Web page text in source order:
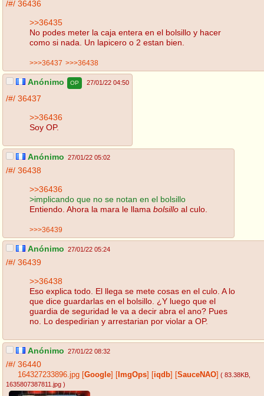
/#/ 36436
>>36435
No podes meter la caja entera en el bolsillo y hacer
como si nada. Un lapicero o 2 estan bien.
>>>36437 >>>36438
Anónimo OP 27/01/22 04:50
/#/ 36437
>>36436
Soy OP.
Anónimo 27/01/22 05:02
/#/ 36438
>>36436
>implicando que no se notan en el bolsillo
Entiendo. Ahora la mara le llama bolsillo al culo.
>>>36439
Anónimo 27/01/22 05:24
/#/ 36439
>>36438
Eso explica todo. El llega se mete cosas en el culo. A lo
que dice guardarlas en el bolsillo. ¿Y luego que el
guardia de seguridad le va a decir abra el ano? Pues
no. Lo despedirian y arrestarian por violar a OP.
Anónimo 27/01/22 08:32
/#/ 36440
164327233896.jpg Google ImgOps iqdb SauceNAO ( 83.38KB
1635807387811.jpg )